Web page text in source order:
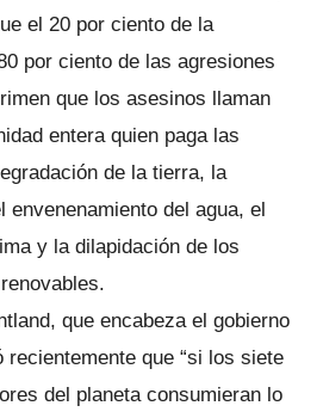
el 20 por ciento de la
por ciento de las agresiones
que los asesinos llaman
entera quien paga las
de la tierra, la
envenenamiento del agua, el
y la dilapidación de los
que encabeza el gobierno
recientemente que “si los siete
del planeta consumieran lo